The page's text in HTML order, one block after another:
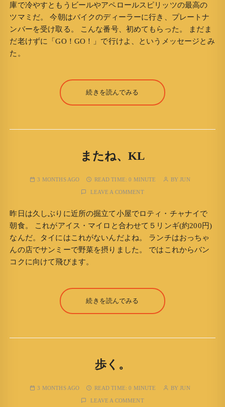
庫で冷やすともうビールやアペロールスピリッツの最高の
ツマミだ。 今朝はバイクのディーラーに行き、プレートナ
ンバーを受け取る。 こんな番号、初めてもらった。 まだま
だ老けずに「GO！GO！」で行けよ、というメッセージとみ
た。
続きを読んでみる
またね、KL
3 MONTHS AGO READ TIME:0 MINUTE BYJUN
LEAVE A COMMENT
昨日は久しぶりに近所の掘立て小屋でロティ・チャナイで
朝食。 これがアイス・マイロと合わせて５リンギ(約200円)
なんだ。タイにはこれがないんだよね。 ランチはおっちゃ
んの店でサンミーで野菜を摂りました。 ではこれからバン
コクに向けて飛びます。
続きを読んでみる
歩く。
3 MONTHS AGO READ TIME:0 MINUTE BYJUN
LEAVE A COMMENT